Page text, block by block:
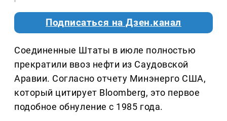
Подписаться на Дзен.канал
Соединенные Штаты в июле полностью
прекратили ввоз нефти из Саудовской
Аравии. Согласно отчету Минэнерго США,
который цитирует Bloomberg, это первое
подобное обнуление с 1985 года.